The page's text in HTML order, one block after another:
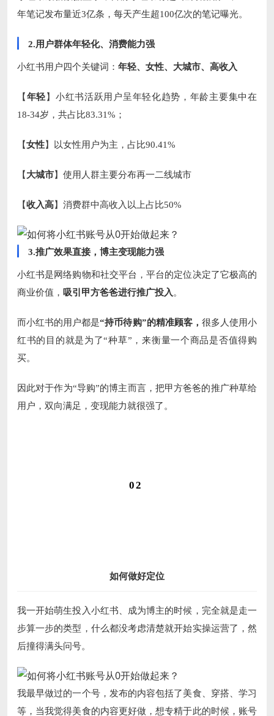
年笔记发布量近3亿条，每天产生超100亿次的笔记曝光。
2.用户群体年轻化、消费能力强
小红书用户四个关键词： 年轻、女性、大城市、高收入
【 年轻 】小红书活跃用户呈年轻化趋势，年龄主要集中在
18-34岁，共占比83.31%；
【女性】以女性用户为主，占比90.41%
【 大城市】使用人群主要分布再一二线城市
【收入高】消费群中高收入以上占比50%
3.推广效果直接，博主变现能力强
小红书是网络购物和社交平台，平台的定位决定了它极高的
商业价值， 吸引甲方爸爸进行推广投入 。
而小红书的用户都是“持币待购”的精准顾客， 很多人使用小
红书的目的就是为了“种草”，来衡量一个商品是否值得购
买。
因此对于作为“导购”的博主而言，把甲方爸爸的推广种草给
用户，双向满足，变现能力就很强了。
02
如何做好定位
我一开始萌生投入小红书、成为博主的时候，完全就是走一
步算一步的类型，什么都没考虑清楚就开始实操运营了，然
后撞得满头问号。
我最早做过的一个号，发布的内容包括了美食、穿搭、学习
等，当我觉得美食的内容更好做，想专精于此的时候，账号